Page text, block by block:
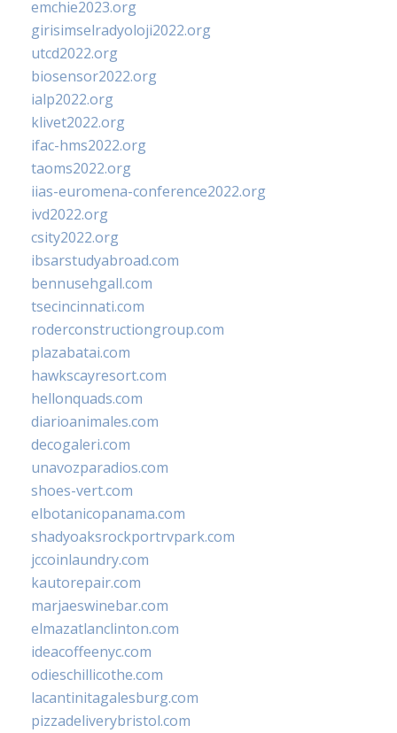
emchie2023.org
girisimselradyoloji2022.org
utcd2022.org
biosensor2022.org
ialp2022.org
klivet2022.org
ifac-hms2022.org
taoms2022.org
iias-euromena-conference2022.org
ivd2022.org
csity2022.org
ibsarstudyabroad.com
bennusehgall.com
tsecincinnati.com
roderconstructiongroup.com
plazabatai.com
hawkscayresort.com
hellonquads.com
diarioanimales.com
decogaleri.com
unavozparadios.com
shoes-vert.com
elbotanicopanama.com
shadyoaksrockportrvpark.com
jccoinlaundry.com
kautorepair.com
marjaeswinebar.com
elmazatlanclinton.com
ideacoffeenyc.com
odieschillicothe.com
lacantinitagalesburg.com
pizzadeliverybristol.com